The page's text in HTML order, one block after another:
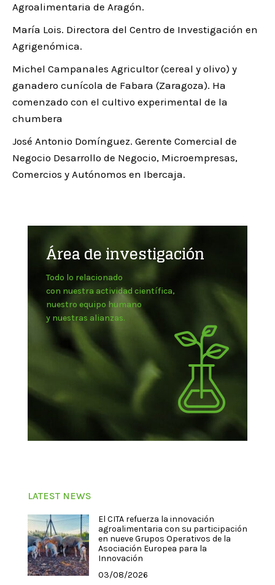
Agroalimentaria de Aragón.
María Lois. Directora del Centro de Investigación en
Agrigenómica.
Michel Campanales Agricultor (cereal y olivo) y
ganadero cunícola de Fabara (Zaragoza). Ha
comenzado con el cultivo experimental de la
chumbera
José Antonio Domínguez. Gerente Comercial de
Negocio Desarrollo de Negocio, Microempresas,
Comercios y Autónomos en Ibercaja.
Área de investigación
Todo lo relacionado
con nuestra actividad científica,
nuestro equipo humano
y nuestras alianzas.
LATEST NEWS
El CITA refuerza la innovación
agroalimentaria con su participación
en nueve Grupos Operativos de la
Asociación Europea para la
Innovación
03/08/2026